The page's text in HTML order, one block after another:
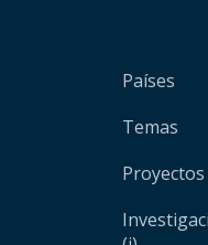
Países
Temas